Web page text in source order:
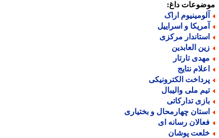
داغ:
اراک
و اسراییل
مرکزی
العابدین
تارتار
نتایج
الکترونیکی
ملی والیبال
تدارکاتی
چهارمحال و بختیاری
رسانه ای
پوشان